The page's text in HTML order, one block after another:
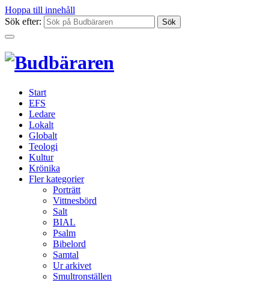
Hoppa till innehåll
Sök efter:
Start
EFS
Ledare
Lokalt
Globalt
Teologi
Kultur
Krönika
Fler kategorier
Porträtt
Vittnesbörd
Salt
BIAL
Psalm
Bibelord
Samtal
Ur arkivet
Smultronställen